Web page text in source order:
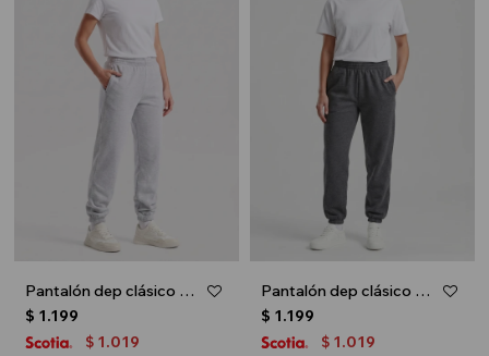
Pantalón dep clásico c/puños elásticos - UNISEX - Gris melange claro
$ 1.199
$ 1.019
Pantalón dep clásico c/puños elásticos - UNISEX - Gris melange oscuro
$ 1.199
$ 1.019